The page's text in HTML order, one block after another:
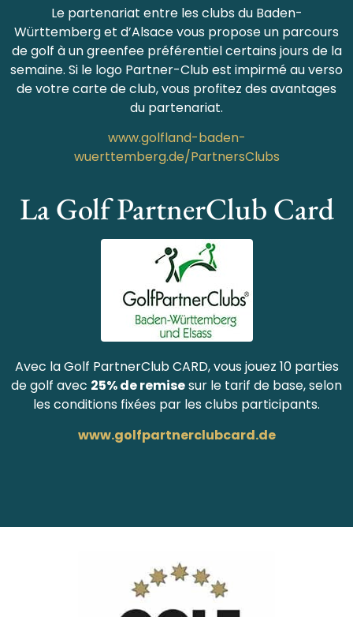
Le partenariat entre les clubs du Baden-
Württemberg et d’Alsace vous propose un parcours
de golf à un greenfee préférentiel certains jours de la
semaine. Si le logo Partner-Club est impirmé au verso
de votre carte de club, vous profitez des avantages
du partenariat.
www.golfland-baden-
wuerttemberg.de/PartnersClubs
La Golf PartnerClub Card
Avec la Golf PartnerClub CARD, vous jouez 10 parties
de golf avec 25% de remisesur le tarif de base, selon
les conditions fixées par les clubs participants.
www.golfpartnerclubcard.de